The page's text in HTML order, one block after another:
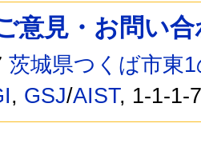
意見・お問い
茨城県つくば市東
, GSJ/AIST, 1-1-1-